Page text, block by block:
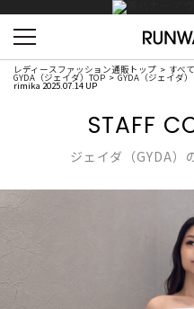
レディースファッション通販トップ すべ
GYDA（ジェイダ）TOP GYDA（ジェイダ
rimika 2025.07.14 UP
STAFF
ジェイダ（GYDA）